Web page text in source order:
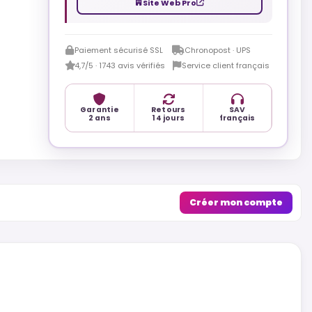
Site Web Pro
Paiement sécurisé SSL
Chronopost · UPS
4,7/5 · 1743 avis vérifiés
Service client français
Garantie
2 ans
Retours
14 jours
SAV
français
Créer mon compte